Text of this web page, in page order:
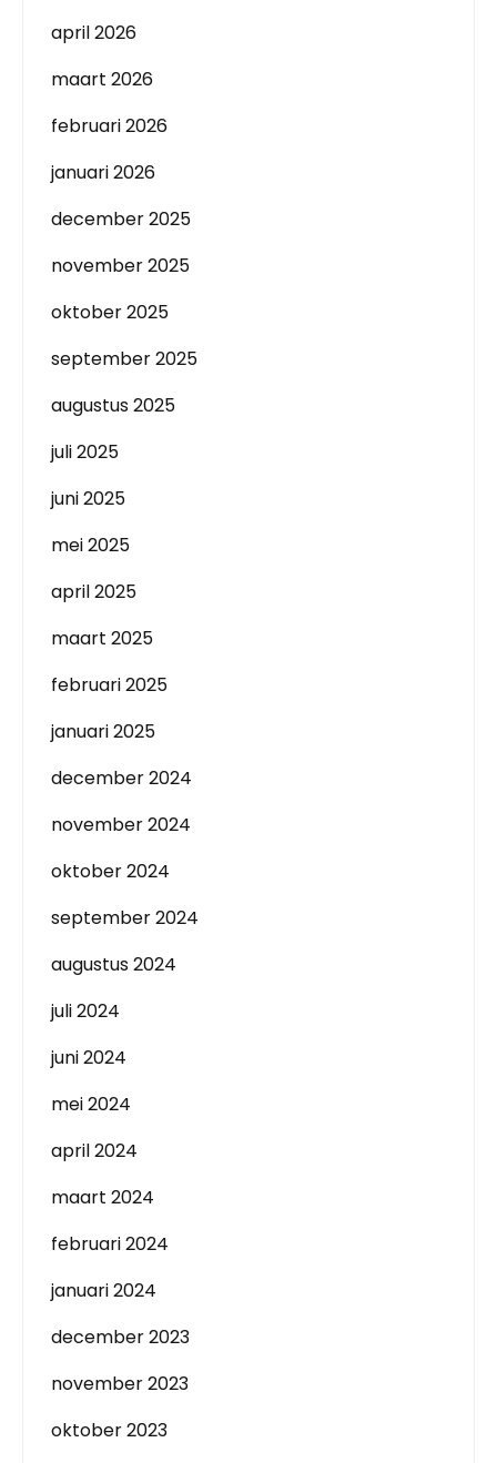
april 2026
maart 2026
februari 2026
januari 2026
december 2025
november 2025
oktober 2025
september 2025
augustus 2025
juli 2025
juni 2025
mei 2025
april 2025
maart 2025
februari 2025
januari 2025
december 2024
november 2024
oktober 2024
september 2024
augustus 2024
juli 2024
juni 2024
mei 2024
april 2024
maart 2024
februari 2024
januari 2024
december 2023
november 2023
oktober 2023